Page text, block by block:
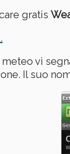
gratis
vi
Il suo